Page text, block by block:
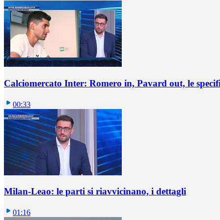
Calciomercato Inter: Romero in, Pavard out, le
00:33
Milan-Leao: le parti si riavvicinano, i dettagli
01:16